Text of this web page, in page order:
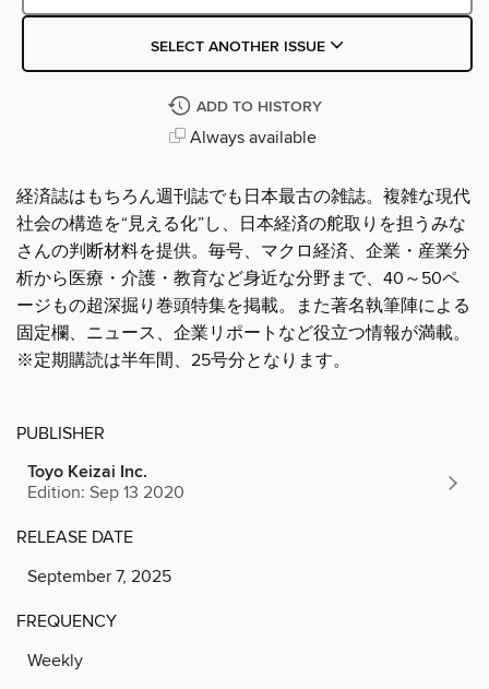
SELECT ANOTHER ISSUE
ADD TO HISTORY
Always available
経済誌はもちろん週刊誌でも日本最古の雑誌。複雑な現代
社会の構造を“見える化”し、日本経済の舵取りを担うみな
さんの判断材料を提供。毎号、マクロ経済、企業・産業分
析から医療・介護・教育など身近な分野まで、40～50ペ
ージもの超深掘り巻頭特集を掲載。また著名執筆陣による
固定欄、ニュース、企業リポートなど役立つ情報が満載。
※定期購読は半年間、25号分となります。
PUBLISHER
Toyo Keizai Inc.
Edition: Sep 13 2020
RELEASE DATE
September 7, 2025
FREQUENCY
Weekly